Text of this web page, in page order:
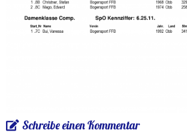
Schreibe einen Kommentar